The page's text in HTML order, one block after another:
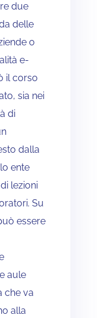
due
delle
o
e-
il corso
sia nei
di
dalla
ente
lezioni
Su
essere
aule
che va
alla